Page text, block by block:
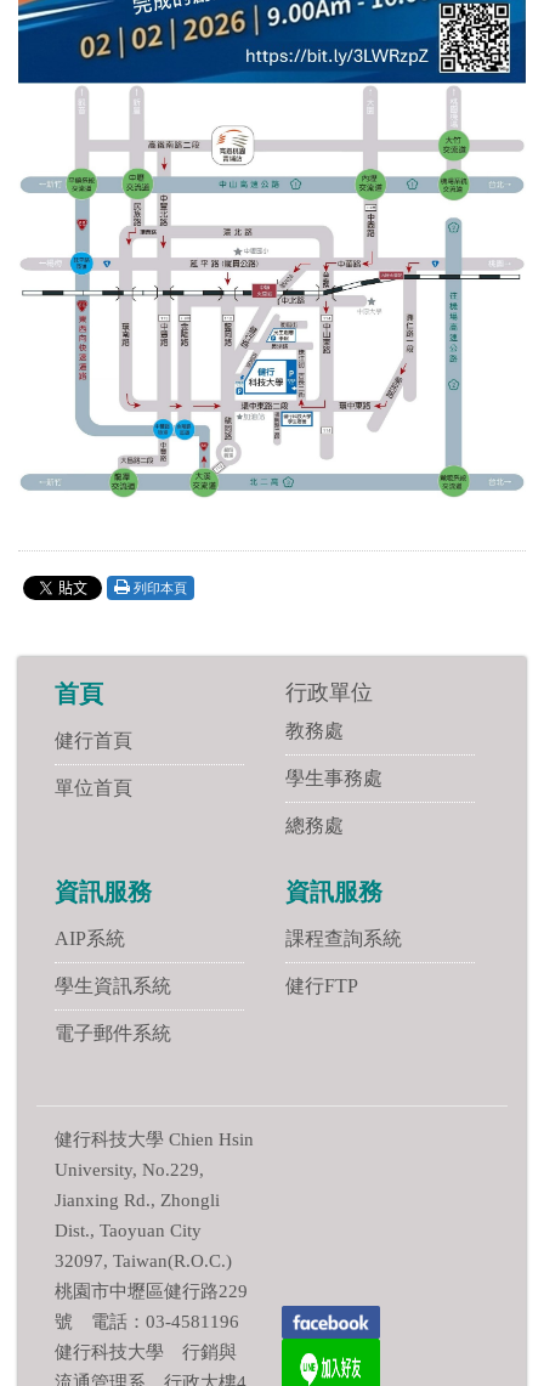
列印本頁
首頁
健行首頁
單位首頁
行政單位
教務處
學生事務處
總務處
資訊服務
AIP系統
學生資訊系統
電子郵件系統
資訊服務
課程查詢系統
健行FTP
健行科技大學 Chien Hsin
University, No.229,
Jianxing Rd., Zhongli
Dist., Taoyuan City
32097, Taiwan(R.O.C.)
桃園市中壢區健行路229
號 電話：03-4581196
健行科技大學 行銷與